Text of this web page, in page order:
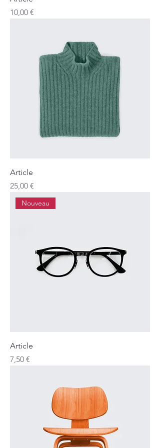
Prix
10,00 €
Article
Prix
25,00 €
Nouveau
Article
Prix
7,50 €